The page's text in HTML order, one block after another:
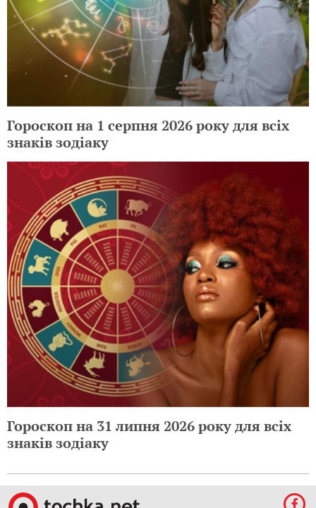
Гороскоп на 1 серпня 2026 року для всіх
знаків зодіаку
Гороскоп на 31 липня 2026 року для всіх
знаків зодіаку